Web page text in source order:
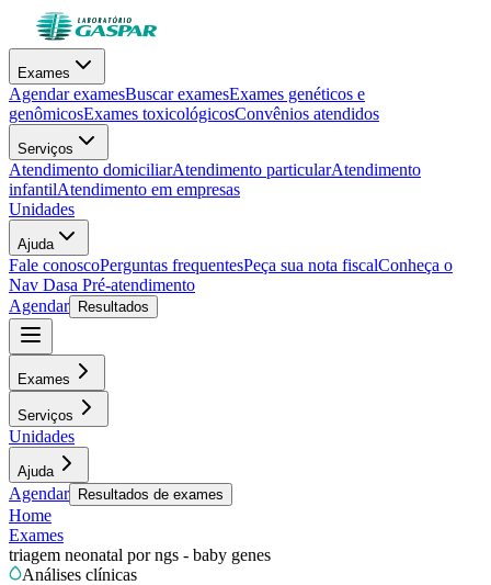
Exames
Agendar examesBuscar examesExames genéticos e
genômicosExames toxicológicosConvênios atendidos
Serviços
Atendimento domiciliarAtendimento particularAtendimento
infantilAtendimento em empresas
Unidades
Ajuda
Fale conoscoPerguntas frequentesPeça sua nota fiscalConheça o
Nav Dasa Pré-atendimento
Agendar
Resultados
Exames
Serviços
Unidades
Ajuda
Agendar Resultados de exames
Home
Exames
triagem neonatal por ngs - baby genes
Análises clínicas